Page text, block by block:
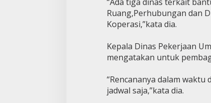
Ruang,Perhubungan dan
Koperasi,”kata dia.
Kepala Dinas Pekerjaan
mengatakan untuk
“Rencananya dalam
jadwal saja,”kata dia.